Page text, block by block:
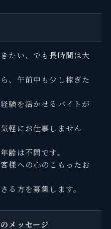
たい、でも長時間は大
、午前中も少し稼ぎた
験を活かせるバイトが
軽にお仕事しません
齢は不問です。
様への心のこもったお
る方を募集します。
メッセージ